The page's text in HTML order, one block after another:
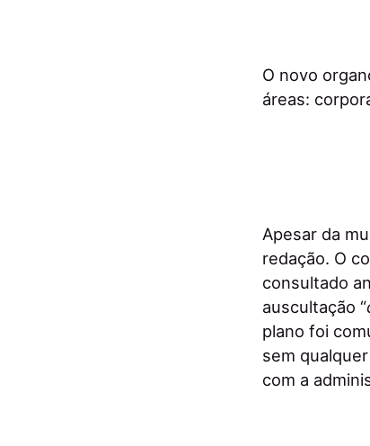
O novo
áreas:
Apesar da
redação. O
consultado
auscultação “
plano foi
sem
com a